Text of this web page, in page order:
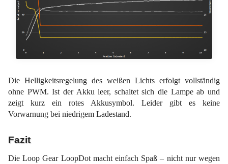
Die Helligkeitsregelung des weißen Lichts erfolgt vollständig
ohne PWM. Ist der Akku leer, schaltet sich die Lampe ab und
zeigt kurz ein rotes Akkusymbol. Leider gibt es keine
Vorwarnung bei niedrigem Ladestand.
Fazit
Die Loop Gear LoopDot macht einfach Spaß – nicht nur wegen